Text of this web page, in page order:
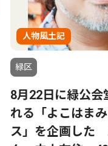
人物風土記
緑区
8月22日に緑公会
れる「よこはま
ス」を企画した